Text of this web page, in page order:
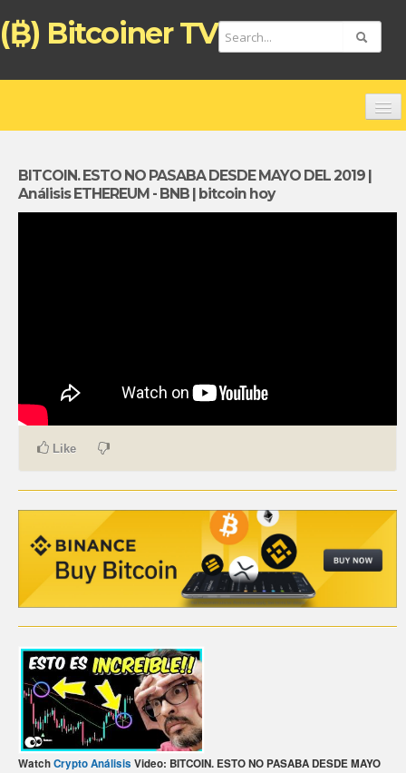
(₿) Bitcoiner TV
CHANNELS
TOP VIDEOS
ZAHLUNGSKARTE BITCOIN (DEUTSCH)
CARTÃO DE PAGAMENTO BITCOIN (PORTUGUÊS)
BETAALKAART BITCOIN (NEDERLANDS)
BETALKORT BITCOIN (SVENSKA)
PLATEBNÍ KARTA BITCOIN (ČEŠTINA)
BITCOIN. ESTO NO PASABA DESDE MAYO DEL 2019 |
Análisis ETHEREUM - BNB | bitcoin hoy
Like
WatchCrypto Análisis Video: BITCOIN. ESTO NO PASABA DESDE MAYO